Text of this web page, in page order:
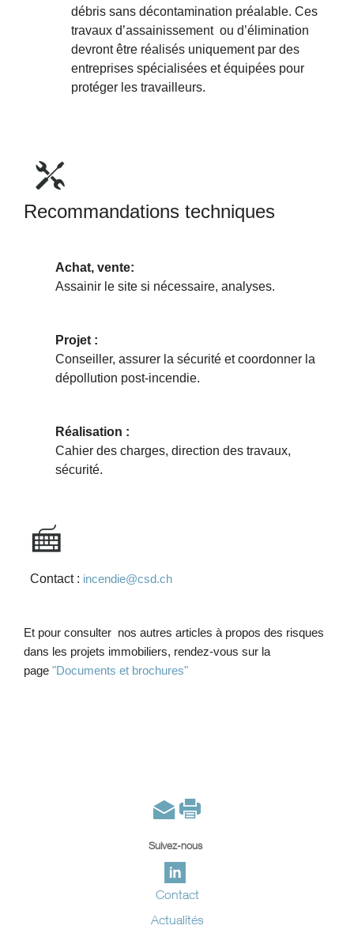
débris sans décontamination préalable. Ces
travaux d’assainissement ou d’élimination
devront être réalisés uniquement par des
entreprises spécialisées et équipées pour
protéger les travailleurs.
Recommandations techniques
Achat, vente:
Assainir le site si nécessaire, analyses.
Projet :
Conseiller, assurer la sécurité et coordonner la
dépollution post-incendie.
Réalisation :
Cahier des charges, direction des travaux,
sécurité.
Contact : incendie@csd.ch
Et pour consulter nos autres articles à propos des risques
dans les projets immobiliers, rendez-vous sur la
page "Documents et brochures"
Suivez-nous
Contact
Actualités